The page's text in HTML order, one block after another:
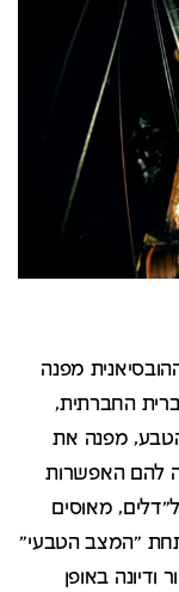
מפנה
החברתית,
מפנה את
להם האפשרות
מאוסים
תחת "המצב הטבעי"
באופן